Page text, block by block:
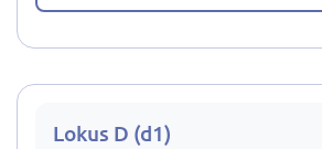
Lokus D (d1)